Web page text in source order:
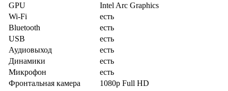
GPU
Intel Arc Graphics
Wi-Fi
есть
Bluetooth
есть
USB
есть
Аудиовыход
есть
Динамики
есть
Микрофон
есть
Фронтальная камера
1080p Full HD